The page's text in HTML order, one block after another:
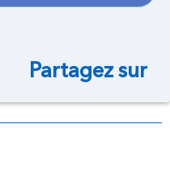
Partagez sur